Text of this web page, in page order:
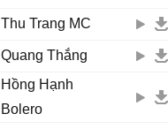
Thu Trang MC
Quang Thắng
Hồng Hạnh
Bolero